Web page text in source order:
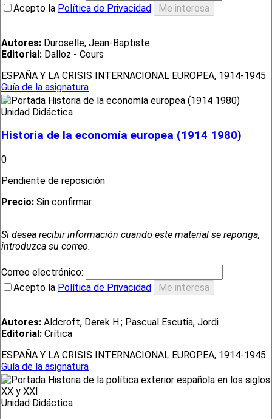
Acepto la Política de Privacidad
Autores: Duroselle, Jean-Baptiste
Editorial: Dalloz - Cours
ESPAÑA Y LA CRISIS INTERNACIONAL EUROPEA, 1914-1945
Guía de la asignatura
Unidad Didáctica
Historia de la economía europea (1914 1980)
0
Pendiente de reposición
Precio: Sin confirmar
Si desea recibir información cuando este material se reponga,
introduzca su correo.
Correo electrónico:
Acepto la Política de Privacidad
Autores: Aldcroft, Derek H.; Pascual Escutia, Jordi
Editorial: Crítica
ESPAÑA Y LA CRISIS INTERNACIONAL EUROPEA, 1914-1945
Guía de la asignatura
Unidad Didáctica